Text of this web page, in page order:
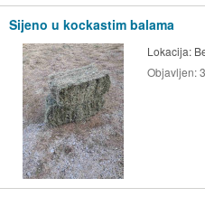
Sijeno u kockastim balama
Lokacija:
Objavljen: